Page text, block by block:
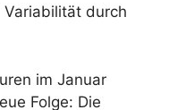
durch
im Januar
Folge: Die